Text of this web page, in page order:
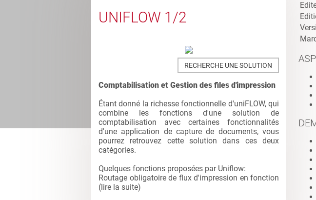
UNIFLOW 1/2
RECHERCHE UNE SOLUTION
Comptabilisation et Gestion des files d'impression
Étant donné la richesse fonctionnelle d'uniFLOW, qui
combine les fonctions d'une solution de
comptabilisation avec certaines fonctionnalités
d'une application de capture de documents, vous
pourrez retrouvez cette solution dans ces deux
catégories.
Quelques fonctions proposées par Uniflow:
Routage obligatoire de flux d'impression en fonction
(lire la suite)